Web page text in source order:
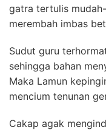
gatra tertulis
merembah imbas
Sudut guru
sehingga bahan
Maka Lamun
mencium tenunan
Cakap agak